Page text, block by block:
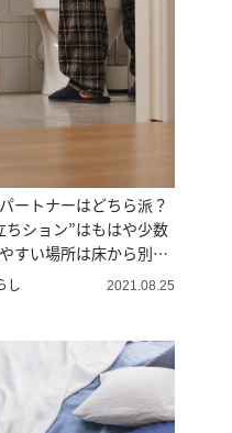
ートナーはどちら派？
ちション”はもはや少数
すい場所は床から別の
し 2021.08.25